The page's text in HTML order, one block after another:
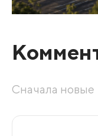
Сначала новые